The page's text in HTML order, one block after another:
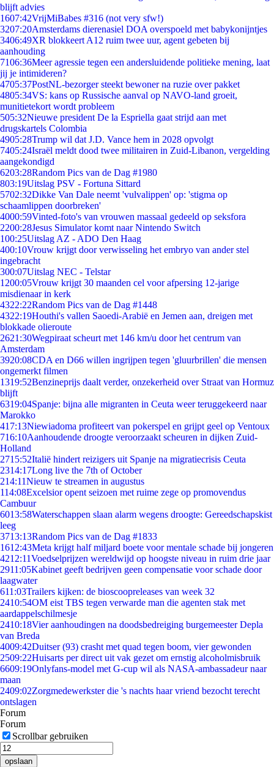
blijft advies
1607:42VrijMiBabes #316 (not very sfw!)
3207:20Amsterdams dierenasiel DOA overspoeld met babykonijntjes
3406:49XR blokkeert A12 ruim twee uur, agent gebeten bij
aanhouding
7106:36Meer agressie tegen een andersluidende politieke mening, laat
jij je intimideren?
4705:37PostNL-bezorger steekt bewoner na ruzie over pakket
4805:34VS: kans op Russische aanval op NAVO-land groeit,
munitietekort wordt probleem
505:32Nieuwe president De la Espriella gaat strijd aan met
drugskartels Colombia
4905:28Trump wil dat J.D. Vance hem in 2028 opvolgt
7405:24Israël meldt dood twee militairen in Zuid-Libanon, vergelding
aangekondigd
6203:28Random Pics van de Dag #1980
803:19Uitslag PSV - Fortuna Sittard
5702:32Dikke Van Dale neemt 'vulvalippen' op: 'stigma op
schaamlippen doorbreken'
4000:59Vinted-foto's van vrouwen massaal gedeeld op seksfora
2200:28Jesus Simulator komt naar Nintendo Switch
100:25Uitslag AZ - ADO Den Haag
400:10Vrouw krijgt door verwisseling het embryo van ander stel
ingebracht
300:07Uitslag NEC - Telstar
1200:05Vrouw krijgt 30 maanden cel voor afpersing 12-jarige
misdienaar in kerk
4322:22Random Pics van de Dag #1448
4322:19Houthi's vallen Saoedi-Arabië en Jemen aan, dreigen met
blokkade olieroute
2621:30Wegpiraat scheurt met 146 km/u door het centrum van
Amsterdam
3920:08CDA en D66 willen ingrijpen tegen 'gluurbrillen' die mensen
ongemerkt filmen
1319:52Benzineprijs daalt verder, onzekerheid over Straat van Hormuz
blijft
6319:04Spanje: bijna alle migranten in Ceuta weer teruggekeerd naar
Marokko
417:13Niewiadoma profiteert van pokerspel en grijpt geel op Ventoux
716:10Aanhoudende droogte veroorzaakt scheuren in dijken Zuid-
Holland
2715:52Italië hindert reizigers uit Spanje na migratiecrisis Ceuta
2314:17Long live the 7th of October
214:11Nieuw te streamen in augustus
114:08Excelsior opent seizoen met ruime zege op promovendus
Cambuur
6013:58Waterschappen slaan alarm wegens droogte: Gereedschapskist
leeg
3713:13Random Pics van de Dag #1833
1612:43Meta krijgt half miljard boete voor mentale schade bij jongeren
4212:11Voedselprijzen wereldwijd op hoogste niveau in ruim drie jaar
2911:05Kabinet geeft bedrijven geen compensatie voor schade door
laagwater
611:03Trailers kijken: de bioscoopreleases van week 32
2410:54OM eist TBS tegen verwarde man die agenten stak met
aardappelschilmesje
2410:18Vier aanhoudingen na doodsbedreiging burgemeester Depla
van Breda
4009:42Duitser (93) crasht met quad tegen boom, vier gewonden
2509:22Huisarts per direct uit vak gezet om ernstig alcoholmisbruik
6609:19Onlyfans-model met G-cup wil als NASA-ambassadeur naar
maan
2409:02Zorgmedewerkster die 's nachts haar vriend bezocht terecht
ontslagen
Forum
Forum
Scrollbar gebruiken
opslaan